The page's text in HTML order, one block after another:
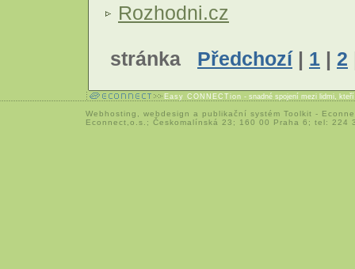
Rozhodni.cz
stránka Předchozí| 1 | 2
Easy CONNECTion - snadné spojení mezi lidmi,
Webhosting webdesign a publikační systém Toolkit -
Econnect,o.s.; Českomalínská 23; 160 00 Praha 6; tel: 224